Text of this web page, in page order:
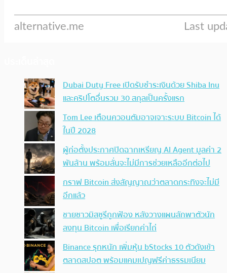
Dubai Duty Free เปิดรับชำระเงินด้วย Shiba Inu
และคริปโตอื่นรวม 30 สกุลเป็นครั้งแรก
Tom Lee เตือนควอนตัมอาจเจาะระบบ Bitcoin ได้
ในปี 2028
ผู้ก่อตั้งประกาศปิดฉากเหรียญ AI Agent มูลค่า 2
พันล้าน พร้อมลั่นจะไม่มีการช่วยเหลืออีกต่อไป
กราฟ Bitcoin ส่งสัญญาณว่าตลาดกระทิงจะไม่มี
อีกแล้ว
ชายชาวมิสซูรีถูกฟ้อง หลังวางแผนลักพาตัวนัก
ลงทุน Bitcoin เพื่อเรียกค่าไถ่
Binance รุกหนัก เพิ่มหุ้น bStocks 10 ตัวดังเข้า
ตลาดสปอต พร้อมแคมเปญฟรีค่าธรรมเนียม